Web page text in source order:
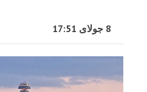
8 جولای 17:51